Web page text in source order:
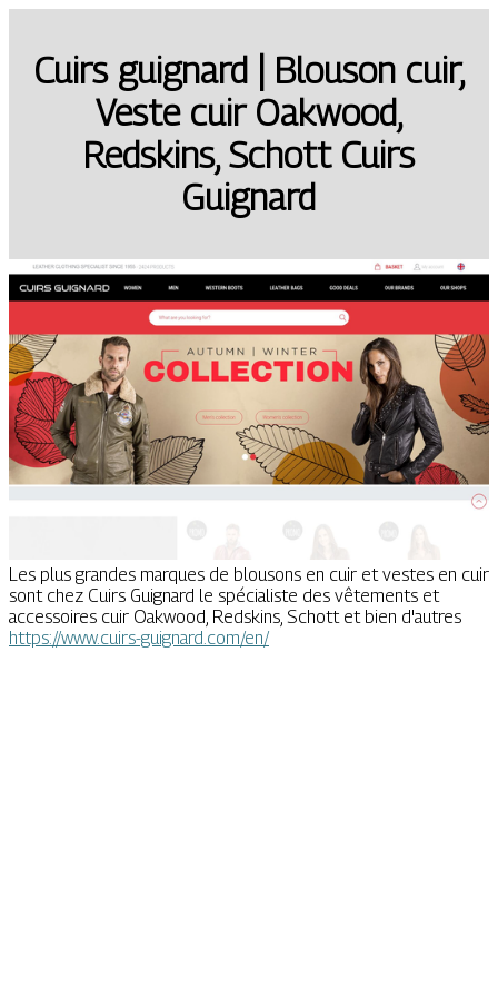
Cuirs guignard | Blouson cuir,
Veste cuir Oakwood,
Redskins, Schott Cuirs
Guignard
Les plus grandes marques de blousons en cuir et vestes en cuir
sont chez Cuirs Guignard le spécialiste des vêtements et
accessoires cuir Oakwood, Redskins, Schott et bien d'autres
https://www.cuirs-guignard.com/en/